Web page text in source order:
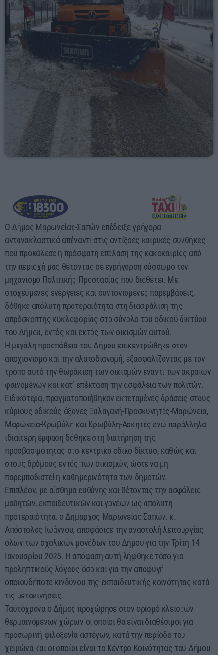
03:00 - 07:00
Ο Δήμος Μαρωνείας-Σαπών επέδειξε γρήγορα
αντανακλαστικά απέναντι στις αντίξοες καιρικές συνθήκες
που προκάλεσε η πρόσφατη επέλαση της κακοκαιρίας από
την περιοχή μας θέτοντας σε εγρήγορση σύσσωμο τον
μηχανισμό Πολιτικής Προστασίας που διαθέτει. Με
στοχευμένες ενέργειες και συντονισμένες παρεμβάσεις,
δόθηκε απόλυτη προτεραιότητα στη διασφάλιση της
απρόσκοπτης κυκλοφορίας στο σύνολο του οδικού δικτύου
του Δήμου, εντός και εκτός των οικισμών αυτού.
Η μεγάλη προσπάθεια του Δήμου επικεντρώθηκε στον
αποχιονισμό και την αλατοδιανομή, εξασφαλίζοντας με τον
τρόπο αυτό την θωράκιση των οικισμών έναντι των ακραίων
φαινομένων και κατ’ επέκταση την ασφάλεια των πολιτών.
Ειδικότερα, πραγματοποιήθηκαν εκτεταμένες δράσεις στους
κύριους οδικούς άξονες Ξυλαγανή-Προσκυνητές-Μαρώνεια,
Μαρώνεια-Κρωβύλη και Κρωβύλη-Ασκητές ενώ παράλληλα
ιδιαίτερη έμφαση δόθηκε στη διατήρηση της
προσβασιμότητας στο κεντρικό οδικό δίκτυο, καθώς και
στους δρόμους εντός των οικισμών, ώστε να μη
παρεμποδιστεί η καθημερινότητα των δημοτών.
Επιπλέον, με αίσθημα ευθύνης και θέτοντας την ασφάλεια
μαθητών, εκπαιδευτικών και γονέων ως απόλυτη
προτεραιότητα, ο Δήμαρχος Μαρωνείας-Σαπών, κ.
Απόστολος Ιωάννου, αποφάσισε την αναστολή λειτουργίας
όλων των σχολικών μονάδων του Δήμου για την Τρίτη 14
Ιανουαρίου 2025. Η απόφαση αυτή λήφθηκε τόσο για
προληπτικούς λόγους όσο και για την αποφυγή
οποιουδήποτε κινδύνου της εκπαιδευτικής κοινότητας κατά
τις μετακινήσεις.
Ταυτόχρονα ο Δήμος προχώρησε στον ορισμό κλειστών
θερμαινόμενων χώρων οι οποίοι θα είναι διαθέσιμοι για
προσωρινή φιλοξενία αστέγων, κατά την περίοδο του
χειμώνα και οι οποίοι είναι το Κέντρο Κοινότητας του Δήμου